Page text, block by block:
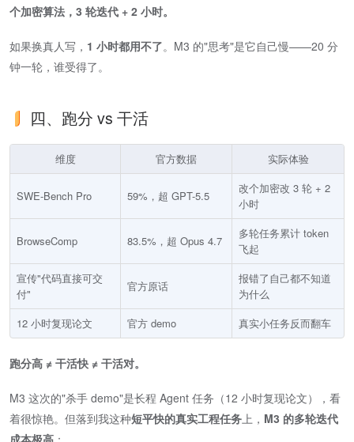
个加密算法，3 轮迭代 + 2 小时。
如果换真人写，​ 1 小时都用不了​。M3 的"思考"是它自己慢——20 分
钟一轮，谁受得了。
四、跑分 vs 干活
维度 官方数据 实际体验
SWE-Bench Pro 59%，超 GPT-5.5
改个加密改 3 轮 + 2
小时
BrowseComp 83.5%，超 Opus 4.7
多轮任务累计 token
飞起
宣传"代码直接可交
付"
官方原话
报错了自己都不知道
为什么
12 小时复现论文
官方 demo 真实小任务反而翻车
跑分高 ≠ 干活快 ≠ 干活对。
M3 这次的"杀手 demo"是长程 Agent 任务（12 小时复现论文），看
着很惊艳。但落到我这种短平快的真实工程任务 上，​ M3 的多轮迭代
成本极高 ​：